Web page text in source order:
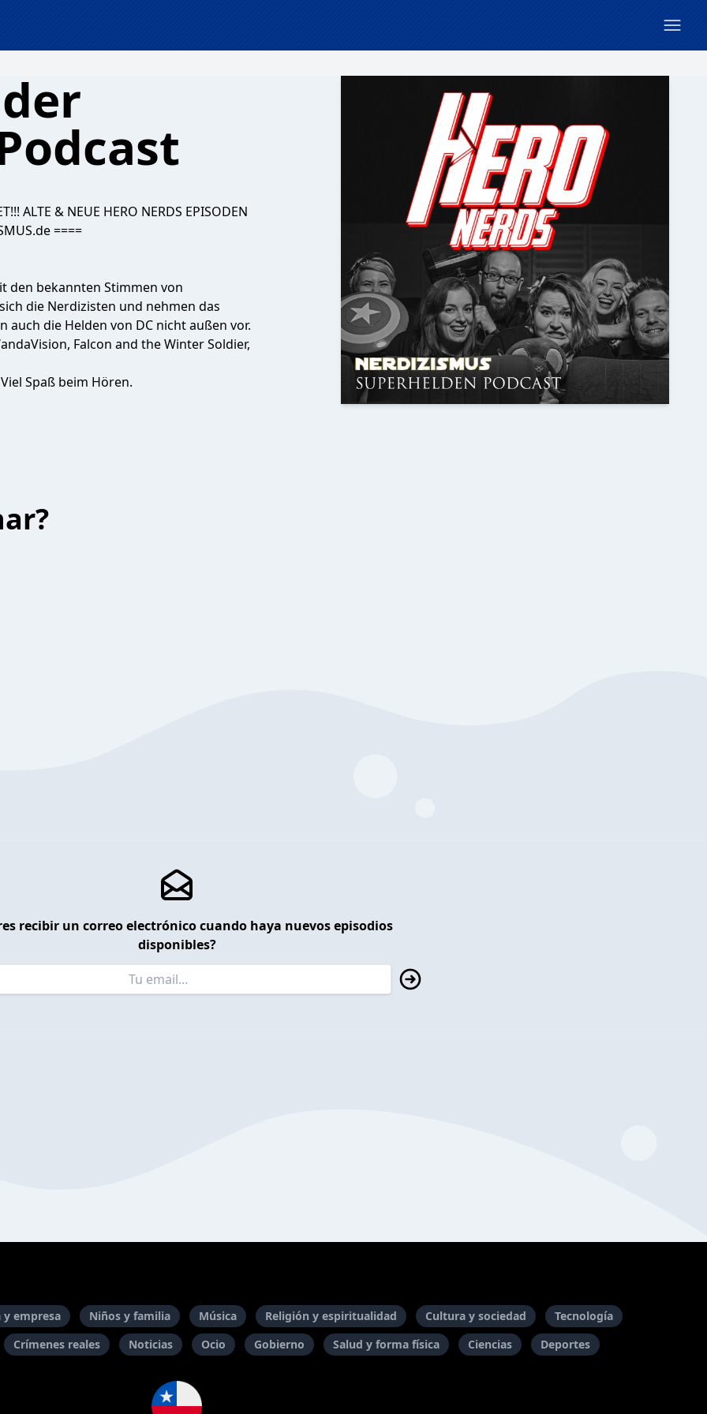
ALTE & NEUE HERO NERDS EPISODEN
====
den bekannten Stimmen von
die Nerdizisten und nehmen das
auch die Helden von DC nicht außen vor.
Falcon and the Winter Soldier,
Spaß beim Hören.
recibir un correo electrónico cuando haya nuevos episodios
disponibles?
y empresa Niños y familia Música Religión y espiritualidad Cultura y sociedad
Tecnología
Crímenes reales Noticias Ocio Gobierno Salud y forma física Ciencias Deportes